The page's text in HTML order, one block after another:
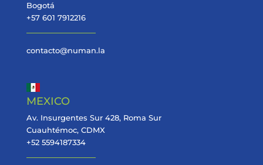
Bogotá
+57 601 7912216
contacto@numan.la
MEXICO
Av. Insurgentes Sur 428, Roma Sur
Cuauhtémoc, CDMX
+52 5594187334